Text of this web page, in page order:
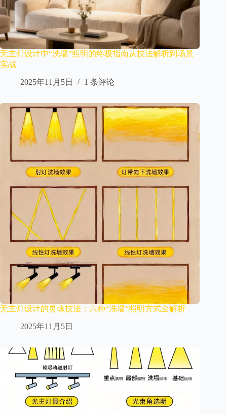
无主灯设计中“洗墙”照明的终极指南从技法解析到场景
实战​
2025年11月5日 1 条评论
无主灯设计的灵魂技法：六种“洗墙”照明方式全解析
2025年11月5日